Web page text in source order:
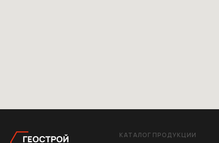
КАТАЛОГ ПРОДУКЦИИ